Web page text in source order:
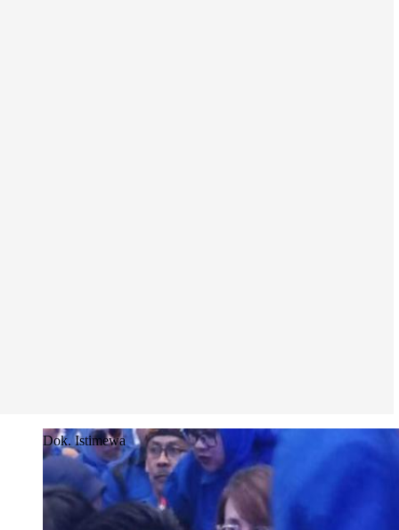
Dok. Istimewa